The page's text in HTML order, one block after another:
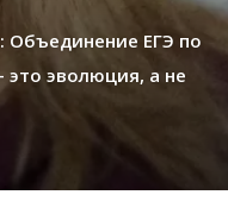
ЕГЭ по
эволюция, а не